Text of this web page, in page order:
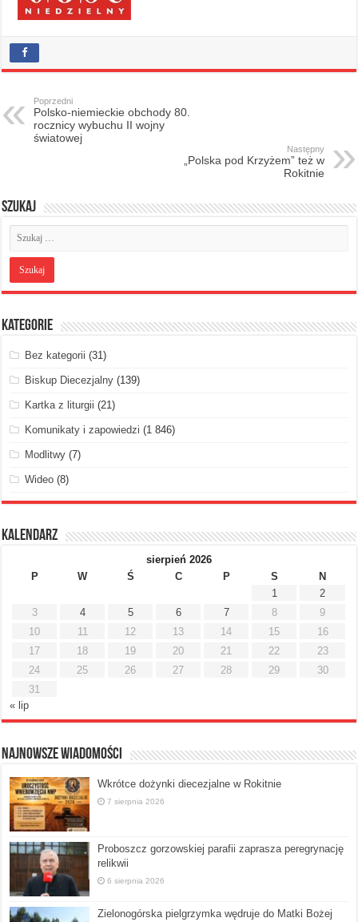
Poprzedni
Polsko-niemieckie obchody 80.
rocznicy wybuchu II wojny
światowej
Następny
„Polska pod Krzyżem” też w
Rokitnie
Szukaj
Kategorie
Bez kategorii (31)
Biskup Diecezjalny (139)
Kartka z liturgii (21)
Komunikaty i zapowiedzi (1 846)
Modlitwy (7)
Wideo (8)
Kalendarz
sierpień 2026
P
W Ś C P S
N
1
2
3
4 5 6 7 8
9
10
11 12 13 14 15
16
17
18 19 20 21 22
23
24
25 26 27 28 29
30
31
« lip
Najnowsze Wiadomości
Wkrótce dożynki diecezjalne w Rokitnie
7 sierpnia 2026
Proboszcz gorzowskiej parafii zaprasza peregrynację
relikwii
6 sierpnia 2026
Zielonogórska pielgrzymka wędruje do Matki Bożej